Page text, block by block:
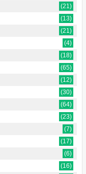
(21)
(13)
(21)
(4)
(18)
(65)
(12)
(30)
(64)
(23)
(7)
(17)
(6)
(16)